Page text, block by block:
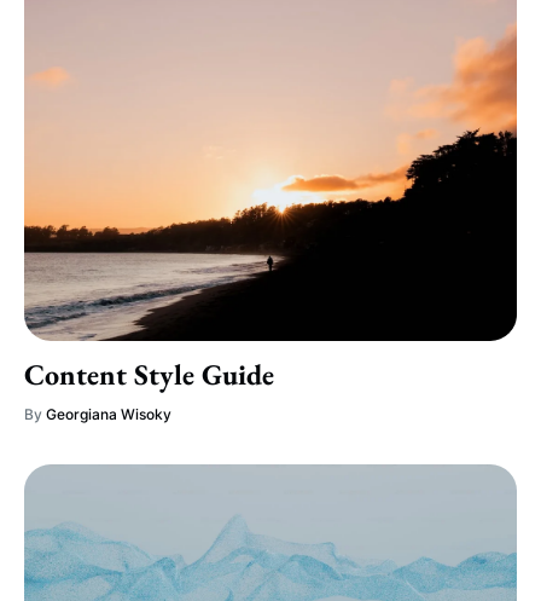
Content Style Guide
By Georgiana Wisoky